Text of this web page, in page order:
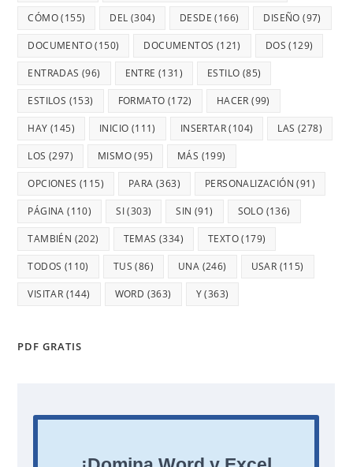
CÓMO(155) DEL (304) DESDE (166) DISEÑO (97)
DOCUMENTO(150) DOCUMENTOS (121) DOS (129)
ENTRADAS (96) ENTRE (131) ESTILO (85)
ESTILOS (153) FORMATO (172) HACER (99)
HAY (145) INICIO (111) INSERTAR(104) LAS (278)
LOS (297) MISMO(95) MÁS (199)
OPCIONES (115) PARA (363) PERSONALIZACIÓN (91)
PÁGINA (110) SI(303) SIN (91) SOLO (136)
TAMBIÉN (202) TEMAS (334) TEXTO(179)
TODOS (110) TUS (86) UNA (246) USAR (115)
VISITAR (144) WORD (363) Y(363)
PDF GRATIS